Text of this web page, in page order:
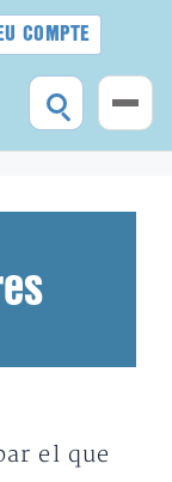
COMPTE
el que